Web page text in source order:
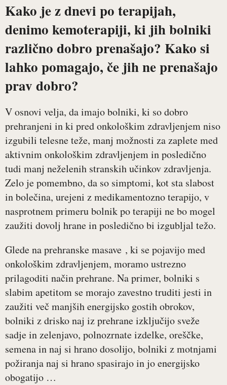
Kako je z dnevi po terapijah,
denimo kemoterapiji, ki jih bolniki
različno dobro prenašajo? Kako si
lahko pomagajo, če jih ne prenašajo
prav dobro?
V osnovi velja, da imajo bolniki, ki so dobro
prehranjeni in ki pred onkološkim zdravljenjem niso
izgubili telesne teže, manj možnosti za zaplete med
aktivnim onkološkim zdravljenjem in posledično
tudi manj neželenih stranskih učinkov zdravljenja.
Zelo je pomembno, da so simptomi, kot sta slabost
in bolečina, urejeni z medikamentozno terapijo, v
nasprotnem primeru bolnik po terapiji ne bo mogel
zaužiti dovolj hrane in posledično bi izgubljal težo.
Glede na prehranske masave , ki se pojavijo med
onkološkim zdravljenjem, moramo ustrezno
prilagoditi način prehrane. Na primer, bolniki s
slabim apetitom se morajo zavestno truditi jesti in
zaužiti več manjših energijsko gostih obrokov,
bolniki z drisko naj iz prehrane izključijo sveže
sadje in zelenjavo, polnozrnate izdelke, oreščke,
semena in naj si hrano dosolijo, bolniki z motnjami
požiranja naj si hrano spasirajo in jo energijsko
obogatijo …